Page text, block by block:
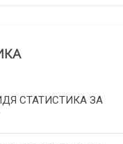
СТАТИСТИКА ЗА